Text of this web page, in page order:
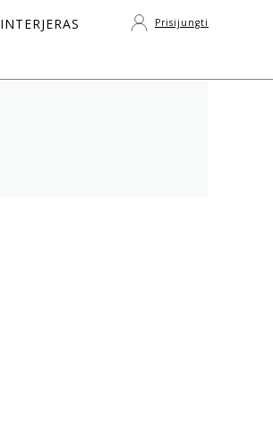
INTERJERAS
Prisijungti